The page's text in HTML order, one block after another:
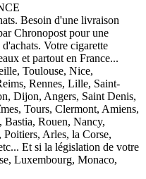
Besoin d'une livraison
Chronopost pour une
Votre cigarette
et partout en France...
Toulouse, Nice,
Rennes, Lille, Saint-
Dijon, Angers, Saint Denis,
Tours, Clermont, Amiens,
Bastia, Rouen, Nancy,
Arles, la Corse,
Et si la législation de votre
Luxembourg, Monaco,